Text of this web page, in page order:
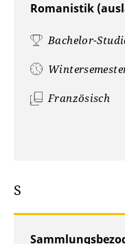
Romanistik
Bachelor-
Französisch
S